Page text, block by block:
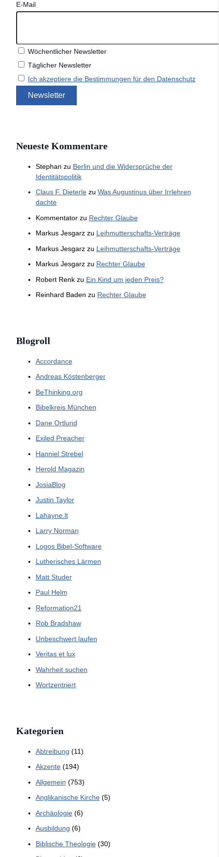
E-Mail
Wöchentlicher Newsletter
Täglicher Newsletter
Ich akzeptiere die Bestimmungen für den Datenschutz
Neueste Kommentare
Stephan zu Berlin und die Widersprüche der
Identitätspolitik
Claus F. Dieterlezu Was Augustinus über Irrlehren
dachte
Kommentatorzu Rechter Glaube
Markus Jesgarzzu Leihmutterschafts-Verträge
Markus Jesgarzzu Leihmutterschafts-Verträge
Markus Jesgarzzu Rechter Glaube
Robert Renkzu Ein Kind um jeden Preis?
Reinhard Baden zu Rechter Glaube
Blogroll
Accordance
Andreas Köstenberger
BeThinking.org
Bibelkreis München
Dane Ortlund
Exiled Preacher
Hanniel Strebel
Herold Magazin
JosiaBlog
Justin Taylor
Lahayne.lt
Larry Norman
Logos Bibel-Software
Lutherisches Lärmen
Matt Studer
Paul Helm
Reformation21
Rob Bradshaw
Unbeschwert laufen
Veritas et lux
Wahrheit suchen
Wortzentriert
Kategorien
Abtreibung (11)
Akzente(194)
Allgemein (753)
Anglikanische Kirche(5)
Archäologie(6)
Ausbildung (6)
Biblische Theologie(30)